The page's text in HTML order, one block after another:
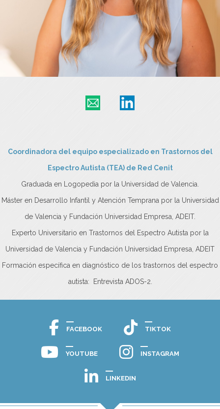
Coordinadora del equipo especializado en Trastornos del
Espectro Autista (TEA) de Red Cenit
Graduada en Logopedia por la Universidad de Valencia.
Máster en Desarrollo Infantil y Atención Temprana por la Universidad
de Valencia y Fundación Universidad Empresa, ADEIT.
Experto Universitario en Trastornos del Espectro Autista por la
Universidad de Valencia y Fundación Universidad Empresa, ADEIT
Formación específica en diagnóstico de los trastornos del espectro
autista: Entrevista ADOS-2.
FACEBOOK TIKTOK
YOUTUBE INSTAGRAM
LINKEDIN